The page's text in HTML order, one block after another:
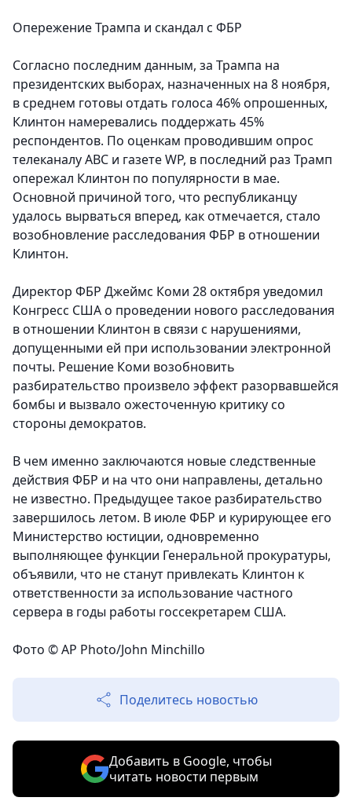
Опережение Трампа и скандал с ФБР
Согласно последним данным, за Трампа на
президентских выборах, назначенных на 8 ноября,
в среднем готовы отдать голоса 46% опрошенных,
Клинтон намеревались поддержать 45%
респондентов. По оценкам проводившим опрос
телеканалу ABC и газете WP, в последний раз Трамп
опережал Клинтон по популярности в мае.
Основной причиной того, что республиканцу
удалось вырваться вперед, как отмечается, стало
возобновление расследования ФБР в отношении
Клинтон.
Директор ФБР Джеймс Коми 28 октября уведомил
Конгресс США о проведении нового расследования
в отношении Клинтон в связи с нарушениями,
допущенными ей при использовании электронной
почты. Решение Коми возобновить
разбирательство произвело эффект разорвавшейся
бомбы и вызвало ожесточенную критику со
стороны демократов.
В чем именно заключаются новые следственные
действия ФБР и на что они направлены, детально
не известно. Предыдущее такое разбирательство
завершилось летом. В июле ФБР и курирующее его
Министерство юстиции, одновременно
выполняющее функции Генеральной прокуратуры,
объявили, что не станут привлекать Клинтон к
ответственности за использование частного
сервера в годы работы госсекретарем США.
Фото © AP Photo/John Minchillo
Поделитесь новостью
Добавить в Google, чтобы
читать новости первым